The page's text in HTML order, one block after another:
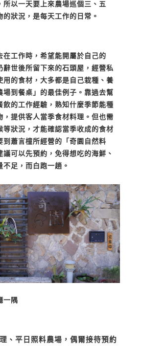
所以一天要上來農場巡個三、五
的狀況，是每天工作的日常。
在工作時，希望能開屬於自己的
辭世後所留下來的石頭屋，經營私
用的食材，大多都是自己栽種、養
場到餐桌」的最佳例子。靠過去幫
飲的工作經驗，熟知什麼季節能種
，提供客人當季食材料理。但也需
等狀況，才能確認當季收成的食材
到蕭言橦所經營的「奇園自然料
議可以先預約，免得想吃的海鮮、
不足，而白跑一趟。
一隅
、平日照料農場，偶爾接待預約